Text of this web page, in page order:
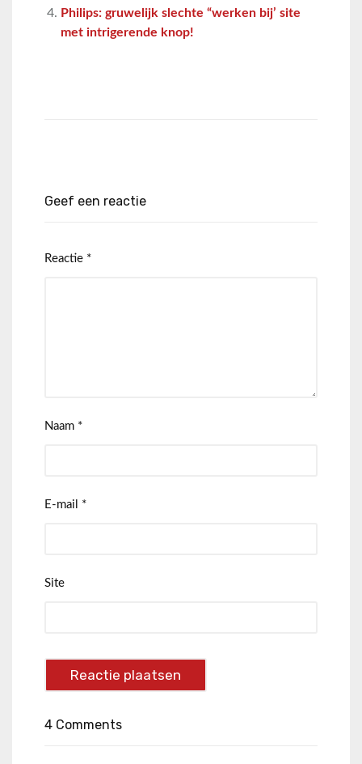
Philips: gruwelijk slechte “werken bij’ site
met intrigerende knop!
Geef een reactie
Reactie *
Naam *
E-mail *
Site
4 Comments